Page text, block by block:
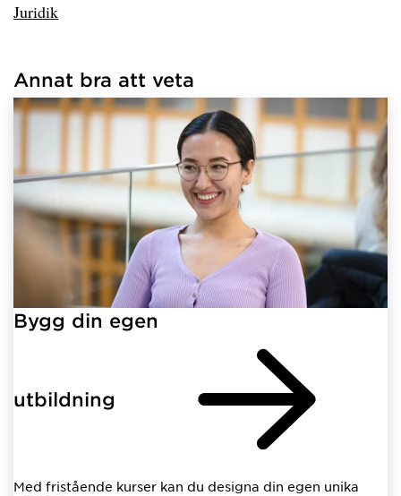
Juridik
hämtat länkar.
Annat bra att veta
Bygg din egen
utbildning
Med fristående kurser kan du designa din egen unika